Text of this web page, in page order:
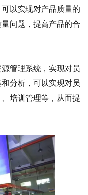
以实现对产品质量的
问题，提高产品的合
管理系统，实现对员
分析，可以实现对员
培训管理等，从而提